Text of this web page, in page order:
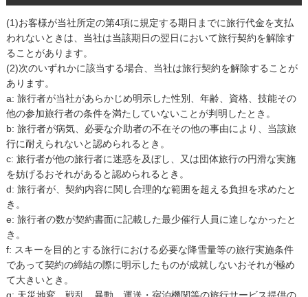
(1)お客様が当社所定の第4項に規定する期日までに旅行代金を支払
われないときは、当社は当該期日の翌日において旅行契約を解除す
ることがあります。
(2)次のいずれかに該当する場合、当社は旅行契約を解除することが
あります。
a: 旅行者が当社があらかじめ明示した性別、年齢、資格、技能その
他の参加旅行者の条件を満たしていないことが判明したとき。
b: 旅行者が病気、必要な介助者の不在その他の事由により、当該旅
行に耐えられないと認められるとき。
c: 旅行者が他の旅行者に迷惑を及ぼし、又は団体旅行の円滑な実施
を妨げるおそれがあると認められるとき。
d: 旅行者が、契約内容に関し合理的な範囲を超える負担を求めたと
き。
e: 旅行者の数が契約書面に記載した最少催行人員に達しなかったと
き。
f: スキーを目的とする旅行における必要な降雪量等の旅行実施条件
であって契約の締結の際に明示したものが成就しないおそれが極め
て大きいとき。
g: 天災地変、戦乱、暴動、運送・宿泊機関等の旅行サービス提供の